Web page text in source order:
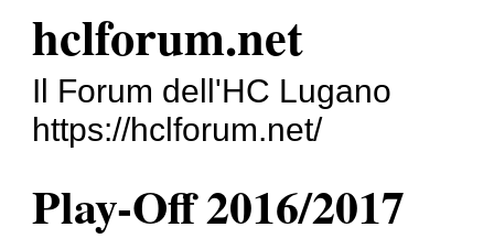
hclforum.net
Il Forum dell'HC Lugano
https://hclforum.net/
Play-Off 2016/2017